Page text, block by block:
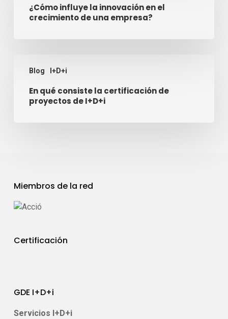
¿Cómo influye la innovación en el
crecimiento de una empresa?
Blog I+D+i
En qué consiste la certificación de
proyectos de I+D+i
Miembros de la red
Certificación
GDE I+D+i
Servicios I+D+i